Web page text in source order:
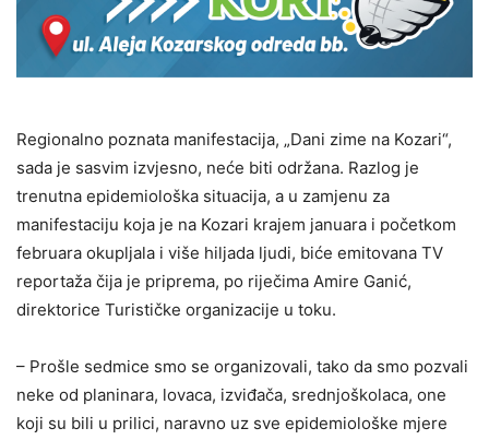
Regionalno poznata manifestacija, „Dani zime na Kozari“,
sada je sasvim izvjesno, neće biti održana. Razlog je
trenutna epidemiološka situacija, a u zamjenu za
manifestaciju koja je na Kozari krajem januara i početkom
februara okupljala i više hiljada ljudi, biće emitovana TV
reportaža čija je priprema, po riječima Amire Ganić,
direktorice Turističke organizacije u toku.
– Prošle sedmice smo se organizovali, tako da smo pozvali
neke od planinara, lovaca, izviđača, srednjoškolaca, one
koji su bili u prilici, naravno uz sve epidemiološke mjere